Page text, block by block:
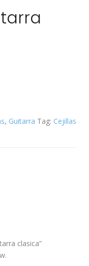
, Guitarra Tag: Cejillas
clasica”